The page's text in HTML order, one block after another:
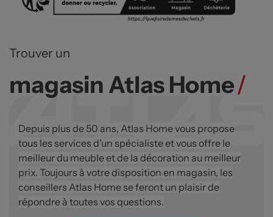
Trouver un
magasin Atlas Home/
Depuis plus de 50 ans, Atlas Home vous propose
tous les services d’un spécialiste et vous offre le
meilleur du meuble et de la décoration au meilleur
prix. Toujours à votre disposition en magasin, les
conseillers Atlas Home se feront un plaisir de
répondre à toutes vos questions.